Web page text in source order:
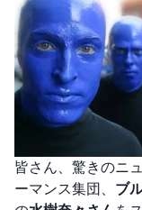
皆さん、驚きのニ
ーマンス集団、 ブ